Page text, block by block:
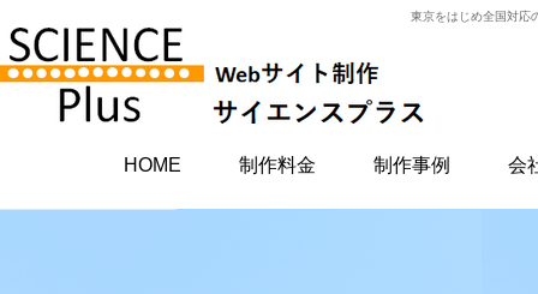
東京をはじめ全国対応のホームページ制作会社。ホームペー
HOME 制作料金 制作事例 会